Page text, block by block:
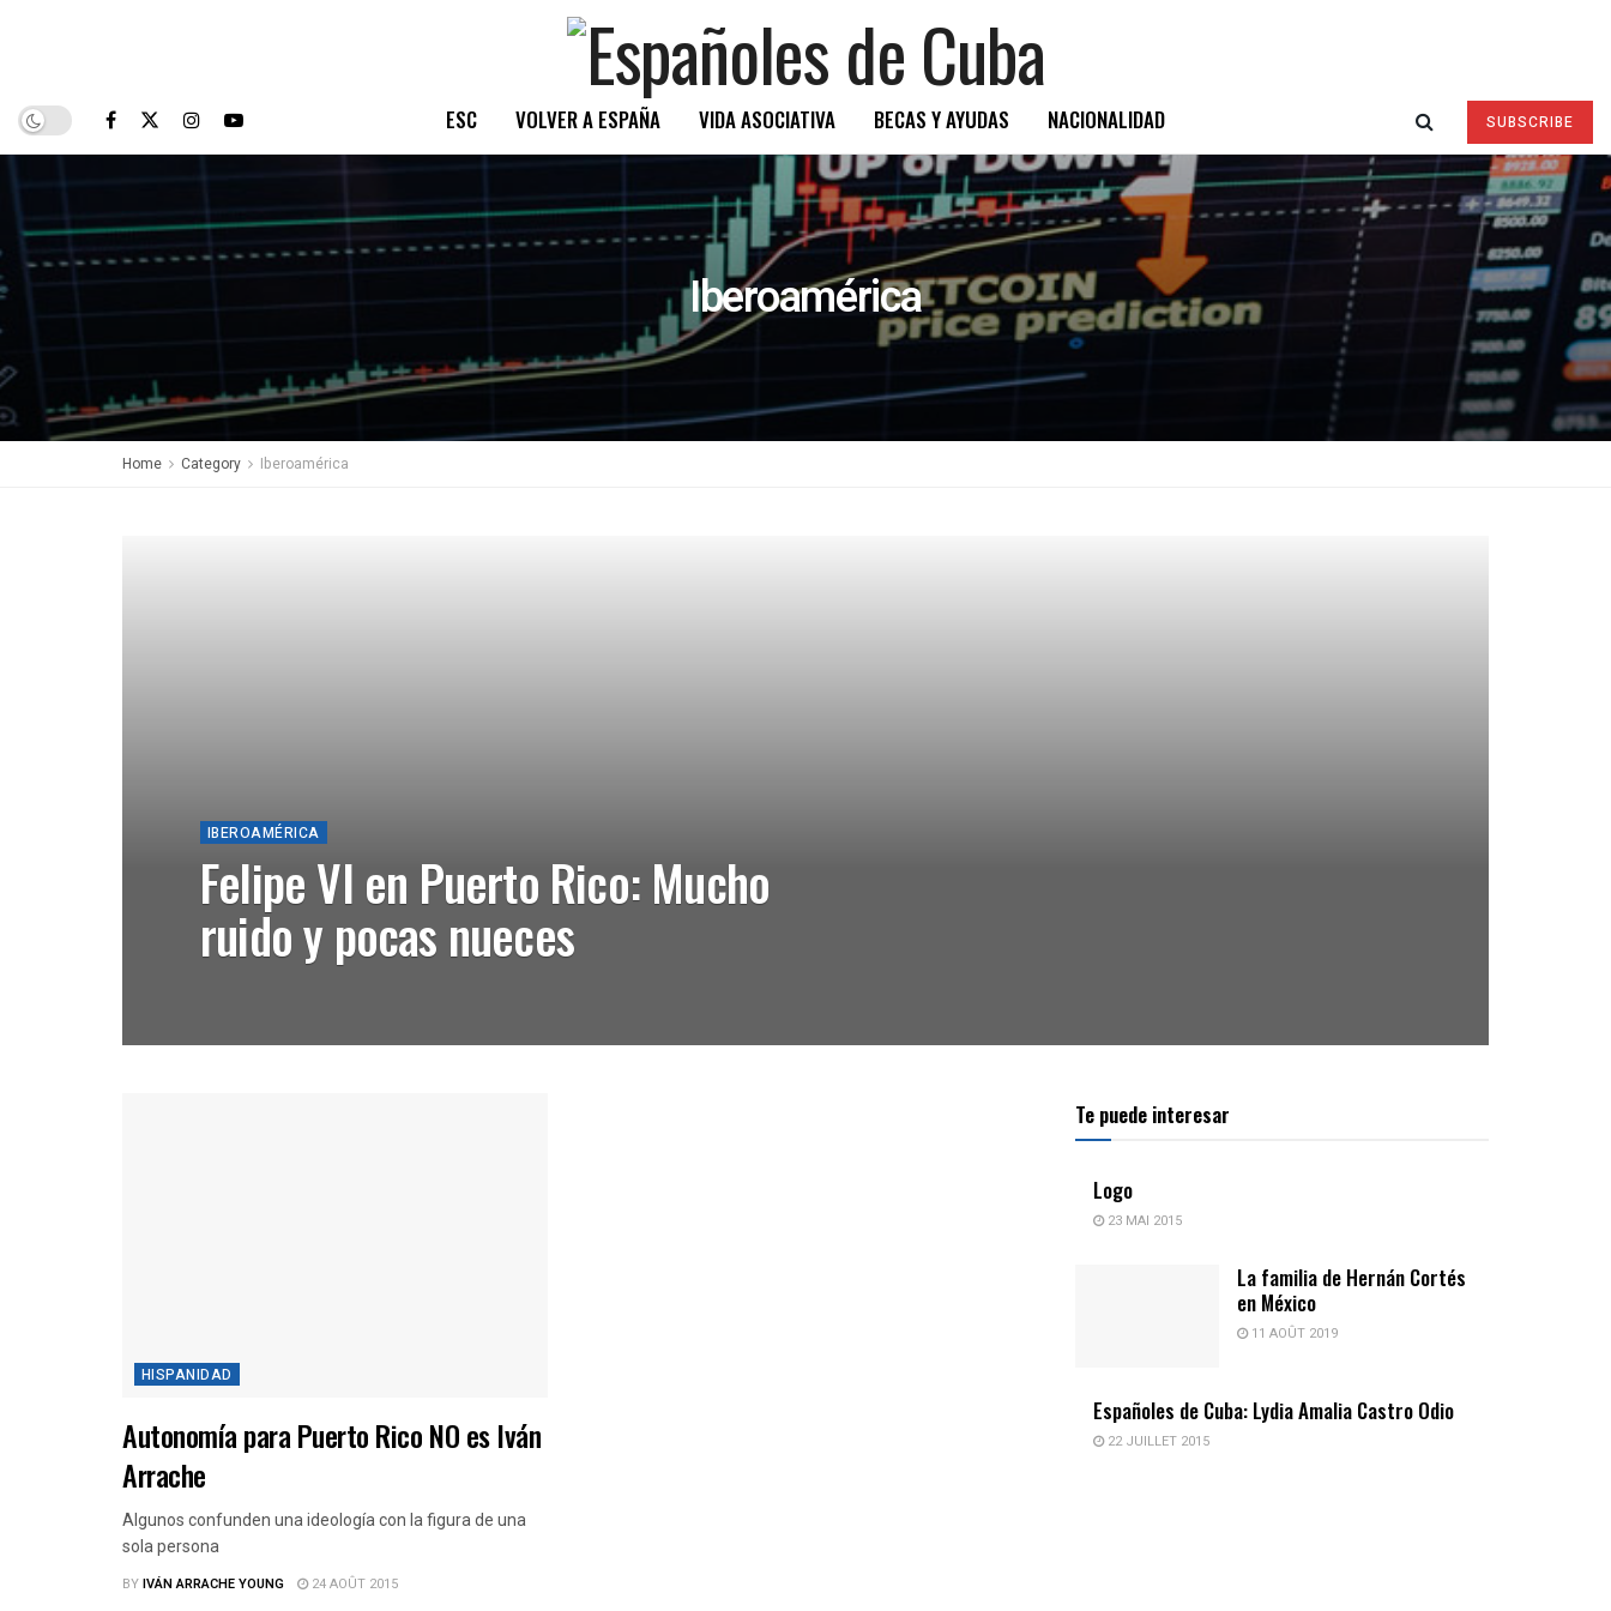
ESC VOLVER A ESPAÑA VIDA ASOCIATIVA BECAS Y AYUDAS NACIONALIDAD SUBSCRIBE
Iberoamérica
Home Category Iberoamérica
IBEROAMÉRICA
Felipe VI en Puerto Rico: Mucho
ruido y pocas nueces
HISPANIDAD
Autonomía para Puerto Rico NO es Iván
Arrache
Algunos confunden una ideología con la figura de una
sola persona
BYIVÁN ARRACHE YOUNG 24 AOÛT 2015
Te puede interesar
Logo
23 MAI 2015
La familia de Hernán Cortés
en México
11 AOÛT 2019
Españoles de Cuba: Lydia Amalia Castro Odio
22 JUILLET 2015